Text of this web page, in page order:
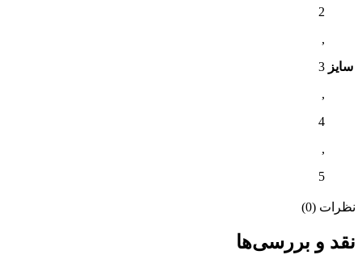
سایز
2
,
3
,
4
,
5
نظرات (0)
نقد و بررسی‌ها